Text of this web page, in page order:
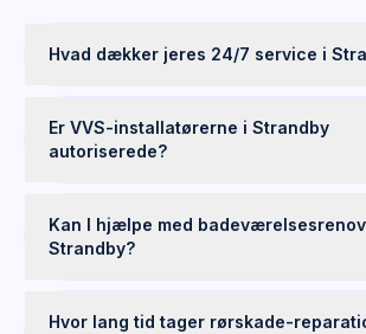
Hvad dækker jeres 24/7 service i
Er VVS-installatørerne i Strandby
autoriserede?
Kan I hjælpe med
Strandby?
Hvor lang tid tager rørskade-